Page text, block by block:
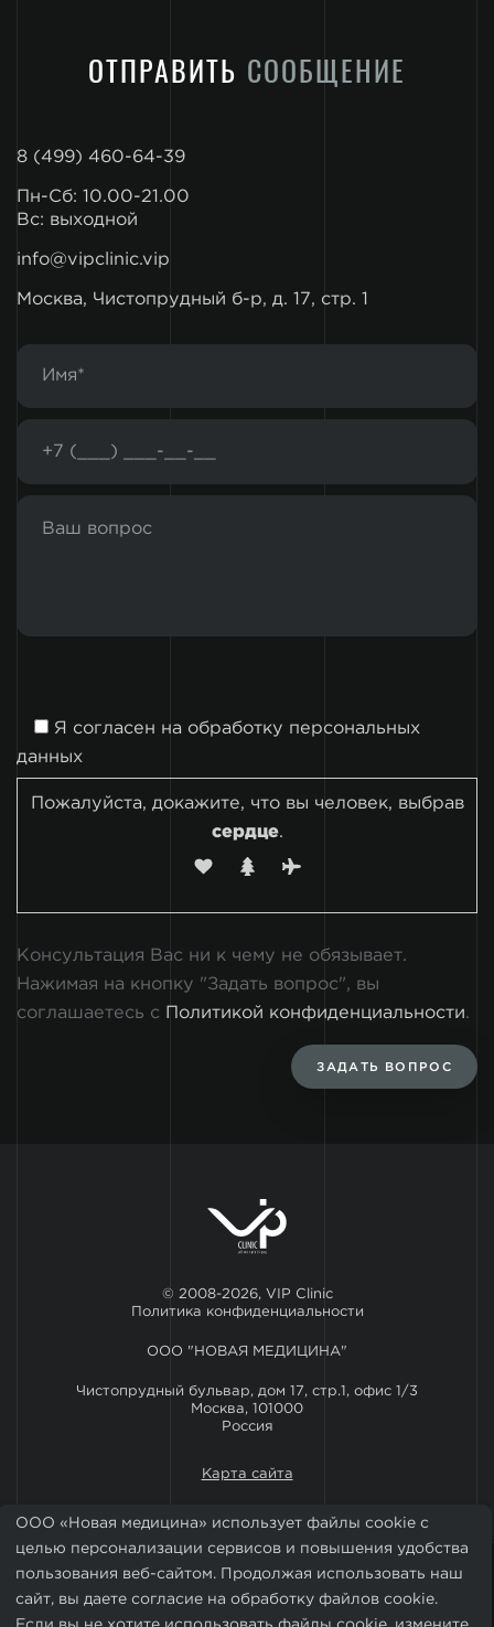
ОТПРАВИТЬ СООБЩЕНИЕ
8 (499) 460-64-39
Пн-Сб: 10.00-21.00
Вс: выходной
info@vipclinic.vip
Москва, Чистопрудный б-р, д. 17, стр. 1
Я согласен на обработку персональных
данных
Пожалуйста, докажите, что вы человек, выбрав
сердце.
Консультация Вас ни к чему не обязывает.
Нажимая на кнопку "Задать вопрос", вы
соглашаетесь с
Политикой конфиденциальности.
ЗАДАТЬ ВОПРОС
© 2008-2026, VIP Clinic
Политика конфиденциальности
ООО "НОВАЯ МЕДИЦИНА"
Чистопрудный бульвар, дом 17, стр.1, офис 1/3
Москва, 101000
Россия
Карта сайта
ООО «Новая медицина» использует файлы cookie с
целью персонализации сервисов и повышения удобства
пользования веб-сайтом. Продолжая использовать наш
сайт, вы даете согласие на обработку файлов cookie.